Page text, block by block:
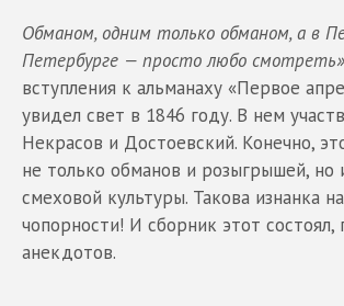
Обманом, одним только обманом, а в
Петербурге — просто любо смотреть»
вступления к альманаху «Первое
увидел свет в 1846 году. В нем
Некрасов и Достоевский. Конечно,
не только обманов и розыгрышей, но
смеховой культуры. Такова изнанка
чопорности! И сборник этот состоял,
анекдотов.